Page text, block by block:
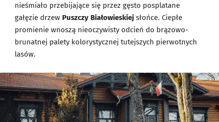
nieśmiało przebijające się przez gęsto posplatane
gałęzie drzew Puszczy Białowieskiej słońce. Ciepłe
promienie wnoszą nieoczywisty odcień do brązowo-
brunatnej palety kolorystycznej tutejszych pierwotnych
lasów.